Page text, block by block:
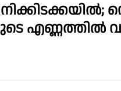
എണ്ണത്തിൽ